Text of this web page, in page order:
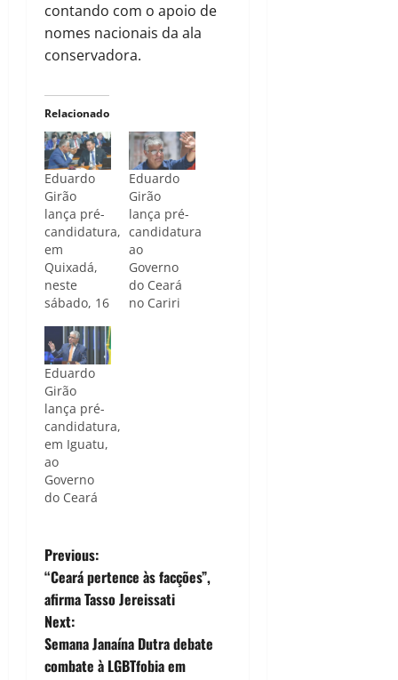
contando com o apoio de
nomes nacionais da ala
conservadora.
Relacionado
Eduardo
Girão
lança pré-
candidatura,
em
Quixadá,
neste
sábado, 16
Eduardo
Girão
lança pré-
candidatura
ao
Governo
do Ceará
no Cariri
Eduardo
Girão
lança pré-
candidatura,
em Iguatu,
ao
Governo
do Ceará
P
o
s
Previous:
“Ceará pertence às facções”,
afirma Tasso Jereissati
Next:
Semana Janaína Dutra debate
combate à LGBTfobia em